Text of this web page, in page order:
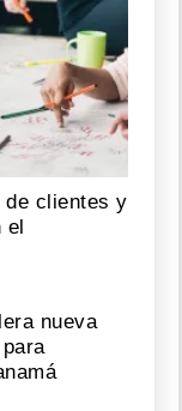
de clientes y
el
nueva